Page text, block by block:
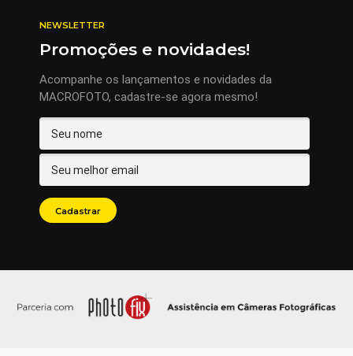
NEWSLETTER
Promoções e novidades!
Acompanhe os lançamentos e novidades da
MACROFOTO, cadastre-se agora mesmo!